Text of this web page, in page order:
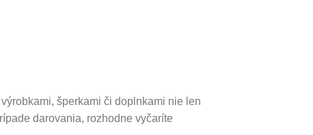
šperkami či doplnkami nie len
darovania, rozhodne vyčaríte